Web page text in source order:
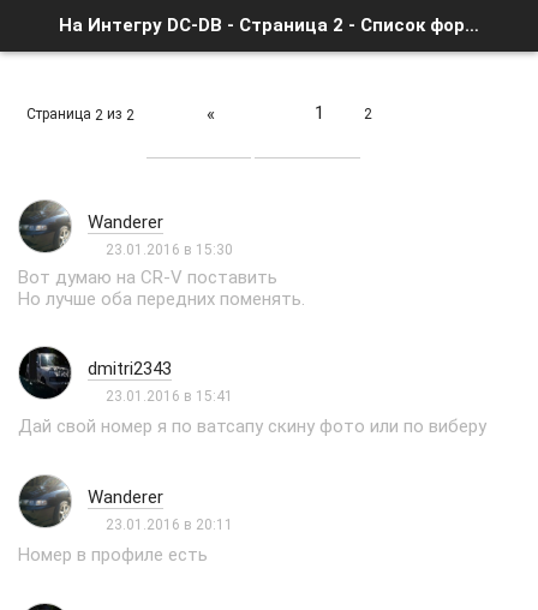
На Интегру DC-DB - Страница 2 - Список форумов
Страница 2 из 2 « 1 2
Wanderer
23.01.2016 в 15:30
Вот думаю на CR-V поставить
Но лучше оба передних поменять.
dmitri2343
23.01.2016 в 15:41
Дай свой номер я по ватсапу скину фото или по виберу
Wanderer
23.01.2016 в 20:11
Номер в профиле есть